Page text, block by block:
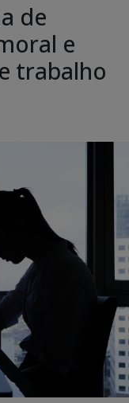
de
e
trabalho